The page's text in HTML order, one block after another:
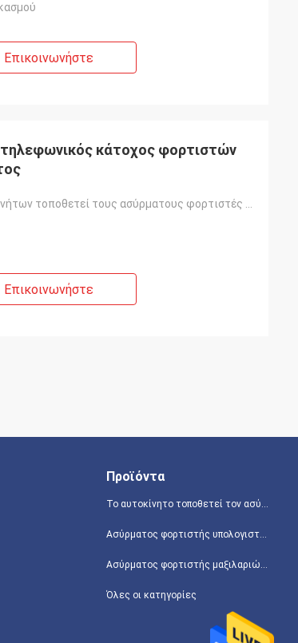
Επικοινωνήστε
κάτοχος φορτιστών
Επικοινωνήστε
Προϊόντα
Το αυτοκίνητο τοποθετεί τον ασύρματο φορτιστή
Ασύρματος φορτιστής υπολογιστών γραφείου
Ασύρματος φορτιστής μαξιλαριών ποντικιών
Όλες οι κατηγορίες